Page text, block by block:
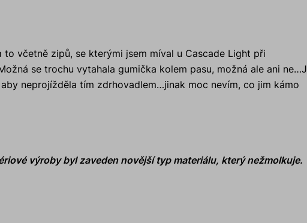
včetně zipů, se kterými jsem míval u Cascade Light při
se trochu vytahala gumička kolem pasu, možná ale ani ne…J
neprojížděla tím zdrhovadlem…jinak moc nevím, co jim kámo
výroby byl zaveden novější typ materiálu, který nežmolkuje.